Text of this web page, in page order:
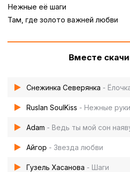
Нежные её шаги
Там, где золото важней любви
Вместе
Снежинка Северянка -
Ruslan SoulKiss - Нежные руки
Adam - Ведь ты мой сон наяву я
Айгор - Звезда любви
Гузель Хасанова - Шаги